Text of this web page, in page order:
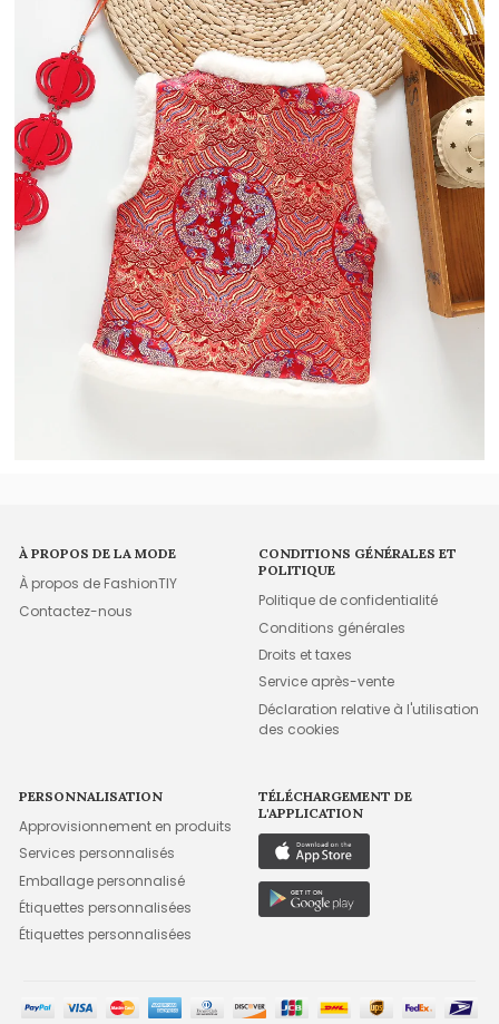
À PROPOS DE LA MODE
À propos de FashionTIY
Contactez-nous
CONDITIONS GÉNÉRALES ET
POLITIQUE
Politique de confidentialité
Conditions générales
Droits et taxes
Service après-vente
Déclaration relative à l'utilisation
des cookies
PERSONNALISATION
Approvisionnement en produits
Services personnalisés
Emballage personnalisé
Étiquettes personnalisées
Étiquettes personnalisées
TÉLÉCHARGEMENT DE
L'APPLICATION